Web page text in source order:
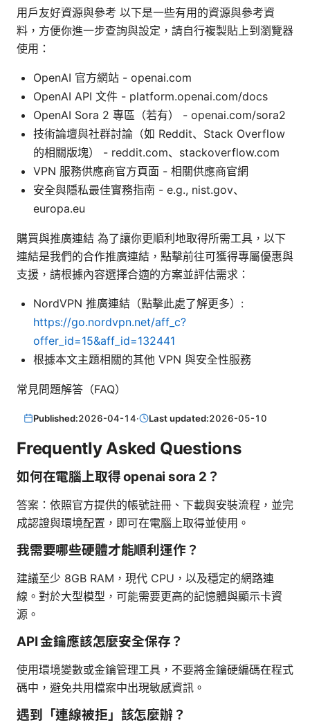
用戶友好資源與參考 以下是一些有用的資源與參考資
料，方便你進一步查詢與設定，請自行複製貼上到瀏覽器
使用：
OpenAI 官方網站 - openai.com
OpenAI API 文件 - platform.openai.com/docs
OpenAI Sora 2 專區（若有） - openai.com/sora2
技術論壇與社群討論（如 Reddit、Stack Overflow
的相關版塊） - reddit.com、stackoverflow.com
VPN 服務供應商官方頁面 - 相關供應商官網
安全與隱私最佳實務指南 - e.g., nist.gov、
europa.eu
購買與推廣連結 為了讓你更順利地取得所需工具，以下
連結是我們的合作推廣連結，點擊前往可獲得專屬優惠與
支援，請根據內容選擇合適的方案並評估需求：
NordVPN 推廣連結（點擊此處了解更多）:
https://go.nordvpn.net/aff_c?
offer_id=15&aff_id=132441
根據本文主題相關的其他 VPN 與安全性服務
常見問題解答（FAQ）
Published:2026-04-14· Last updated:2026-05-10
Frequently Asked Questions
如何在電腦上取得 openai sora 2？
答案：依照官方提供的帳號註冊、下載與安裝流程，並完
成認證與環境配置，即可在電腦上取得並使用。
我需要哪些硬體才能順利運作？
建議至少 8GB RAM，現代 CPU，以及穩定的網路連
線。對於大型模型，可能需要更高的記憶體與顯示卡資
源。
API 金鑰應該怎麼安全保存？
使用環境變數或金鑰管理工具，不要將金鑰硬編碼在程式
碼中，避免共用檔案中出現敏感資訊。
遇到「連線被拒」該怎麼辦？